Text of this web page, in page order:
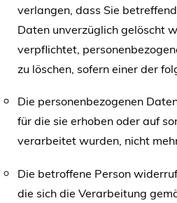
verlangen, dass Sie
Daten unverzüglich gelöscht
verpflichtet,
zu löschen, sofern einer der
Die personenbezogenen
für die sie erhoben oder auf
verarbeitet wurden, nicht
Die betroffene Person
die sich die Verarbeitung